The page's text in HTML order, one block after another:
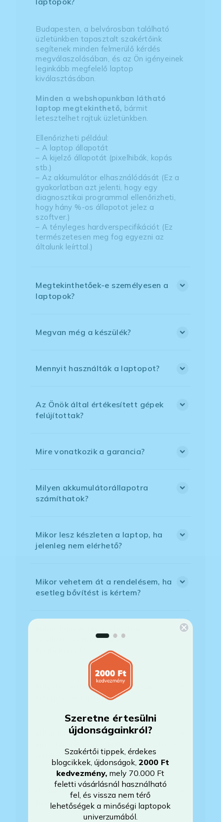
Budapesten, a belvárosban található
üzletünkben tapasztalt szakértőink
segítenek minden felmerülő kérdés
megválaszolásában, és az Ön igényeinek
leginkább megfelelő laptop
kiválasztásában.
Minden a webshopunkban látható
laptop megtekinthető, bármit
letesztelhet rajtuk üzletünkben.
Ellenőrizheti például:
– A laptop állapotát
– A kijelző állapotát (pixelhibák, kopás
stb.)
– Az akkumulátor elhasználódását (Ez a
gyakorlatban azt jelenti, hogy egy
diagnosztikai programmal ellenőrizheti,
hogy hány %-os állapotot jelez a
szoftver.)
– A tényleges hardverspecifikációt (Ez
természetesen meg fog egyezni az
általunk leírttal.)
Megtekinthetőek-e személyesen a
laptopok?
Megvan még a készülék?
Mennyit használták a laptopot?
Az Önök által értékesített gépek
felújítottak?
Mire vonatkozik a garancia?
Milyen akkumulátorállapotra
számíthatok?
Mikor lesz készleten a laptop, ha
jelenleg nem elérhető?
Mikor vehetem át a rendelésem, ha
esetleg bővítést is kértem?
szállítással megrendelt
Milyen szoftverek vannak előre
telepítve a laptopra?
Mit jelent, hogy magyar/magyar
a billentyűzet?
Bankkártyával tudok Önöknél
fizetni?
Szeretne értesülni
újdonságainkról?
Szakértői tippek, érdekes
blogcikkek, újdonságok,2000 Ft
kedvezmény, mely 70.000 Ft
feletti vásárlásnál használható
fel, és vissza nem térő
lehetőségek a minőségi laptopok
univerzumából.